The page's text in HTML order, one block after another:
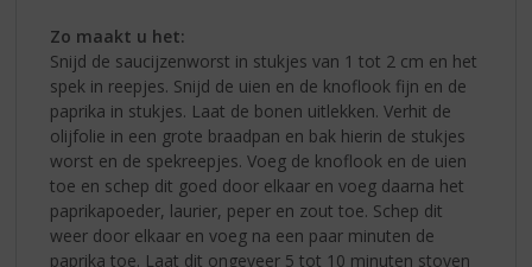
Zo maakt u het:
Snijd de saucijzenworst in stukjes van 1 tot 2 cm en het
spek in reepjes. Snijd de uien en de knoflook fijn en de
paprika in stukjes. Laat de bonen uitlekken. Verhit de
olijfolie in een grote braadpan en bak hierin de stukjes
worst en de spekreepjes. Voeg de knoflook en de uien
toe en schep dit goed door elkaar en voeg daarna het
paprikapoeder, laurier, peper en zout toe. Schep dit
weer door elkaar en voeg na een paar minuten de
paprika toe. Laat dit ongeveer 5 tot 10 minuten stoven